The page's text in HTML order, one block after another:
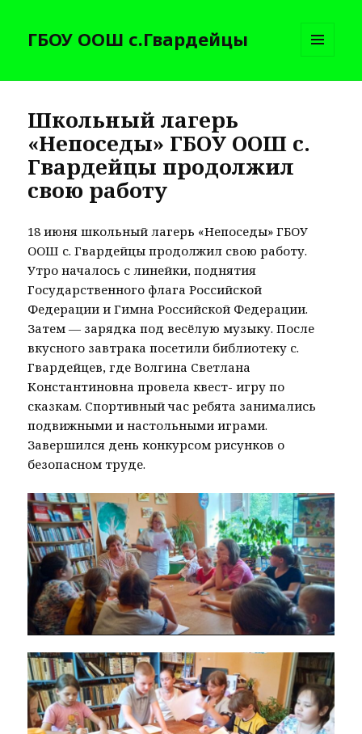
ГБОУ ООШ с.Гвардейцы
И
Школьный лагерь
«Непоседы» ГБОУ ООШ с.
Гвардейцы продолжил
свою работу
18 июня школьный лагерь «Непоседы» ГБОУ
ООШ с. Гвардейцы продолжил свою работу.
Утро началось с линейки, поднятия
Государственного флага Российской
Федерации и Гимна Российской Федерации.
Затем — зарядка под весёлую музыку. После
вкусного завтрака посетили библиотеку с.
Гвардейцев, где Волгина Светлана
Константиновна провела квест- игру по
сказкам. Спортивный час ребята занимались
подвижными и настольными играми.
Завершился день конкурсом рисунков о
безопасном труде.